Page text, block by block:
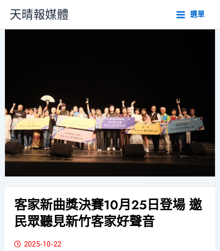
主
天晴報媒體 選單
客家新曲獎決賽10月25日登場 邀
民眾聽見新竹客家好聲音
2025-10-22